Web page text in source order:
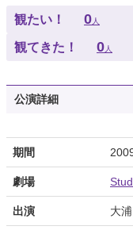
観たい！ 0人
観てきた！ 0人
公演詳細
期間
劇場
出演 大